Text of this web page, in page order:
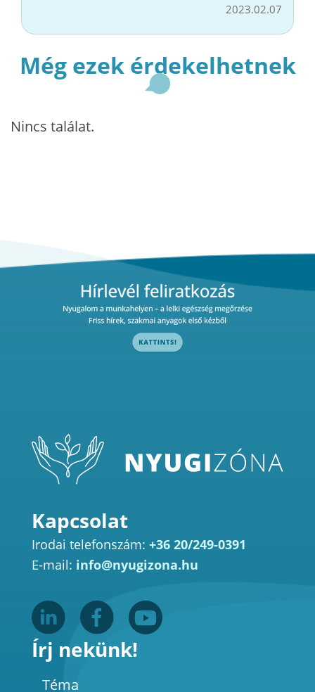
2023.02.07
Még ezek érdekelhetnek
Nincs találat.
Kapcsolat
Irodai telefonszám: +36 20/249-0391
E-mail: info@nyugizona.hu
Írj nekünk!
Téma